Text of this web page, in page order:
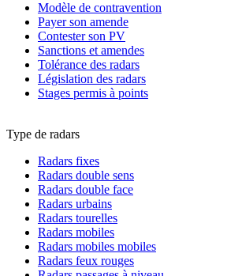
Modèle de contravention
Payer son amende
Contester son PV
Sanctions et amendes
Tolérance des radars
Législation des radars
Stages permis à points
Type de radars
Radars fixes
Radars double sens
Radars double face
Radars urbains
Radars tourelles
Radars mobiles
Radars mobiles mobiles
Radars feux rouges